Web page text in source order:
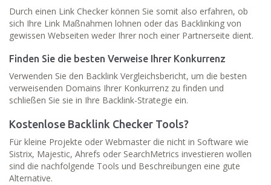
Durch einen Link Checker können Sie somit also erfahren, ob
sich Ihre Link Maßnahmen lohnen oder das Backlinking von
gewissen Webseiten weder Ihrer noch einer Partnerseite dient.
Finden Sie die besten Verweise Ihrer Konkurrenz
Verwenden Sie den Backlink Vergleichsbericht, um die besten
verweisenden Domains Ihrer Konkurrenz zu finden und
schließen Sie sie in Ihre Backlink-Strategie ein.
Kostenlose Backlink Checker Tools?
Für kleine Projekte oder Webmaster die nicht in Software wie
Sistrix, Majestic, Ahrefs oder SearchMetrics investieren wollen
sind die nachfolgende Tools und Beschreibungen eine gute
Alternative.